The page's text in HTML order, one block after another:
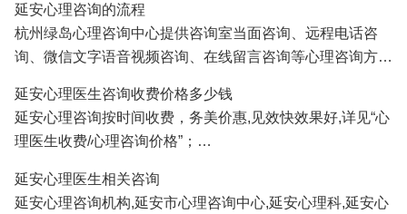
人、挽救婚姻、感情修复、情感咨询等;
3.延安青少年心理咨询：孩子厌学、沉迷游戏、叛逆、早
恋、学习压力、考试焦虑、交往障碍、家庭教育咨询等;
4.延安职场心理咨询：人际关系、职场压力、职业规划、情
绪调节、心理辅导等；
5.延安性心理咨询：青春期性教育、性心理障碍、以及心理
延安心理咨询的流程
杭州绿岛心理咨询中心提供咨询室当面咨询、远程电话咨
询、微信文字语音视频咨询、在线留言咨询等心理咨询方
便地得到心理医生专家专业有效的心理咨询服务。
正式系统的心理咨询服务需要提前预约,详见"心理医生预约/
心理咨询流程"；
延安心理医生咨询收费价格多少钱
延安心理咨询按时间收费，务美价惠,见效快效果好,详见“心
理医生收费/心理咨询价格”；
86433196 13306538268
延安心理医生相关咨询
延安心理咨询机构,延安市心理咨询中心,延安心理科,延安心